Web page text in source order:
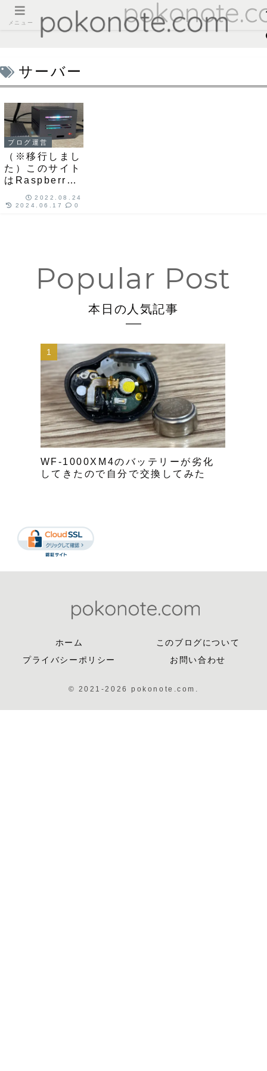
サーバー
ブログ運営
（※移行しまし
た）このサイト
はRaspberry
います
2022.08.24
2024.06.17
0
本日の人気記事
WF-1000XM4のバッテリーが劣化
してきたので自分で交換してみた
ホーム
このブログについて
プライバシーポリシー
お問い合わせ
© 2021-2026 pokonote.com.
メニュー